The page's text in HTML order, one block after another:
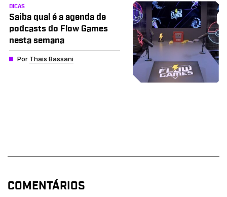
DICAS
Saiba qual é a agenda de
podcasts do Flow Games
nesta semana
Por Thais Bassani
COMENTÁRIOS